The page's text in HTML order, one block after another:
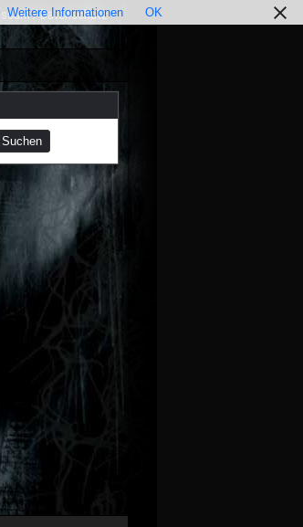
/ Datenschutz
Weitere Informationen OK